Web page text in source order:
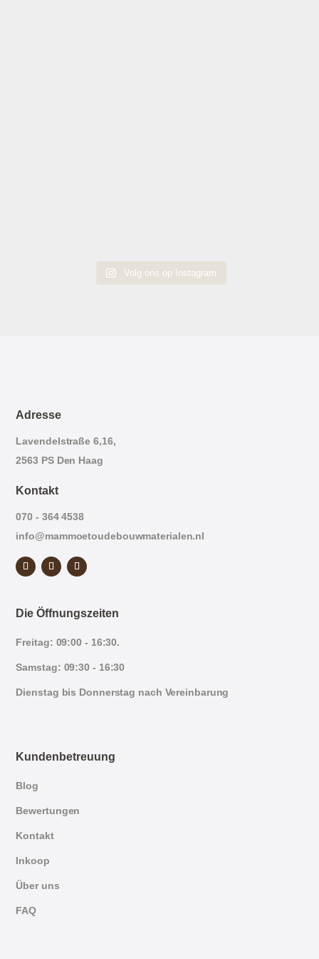
Volg ons op Instagram
Adresse
Lavendelstraße 6,16,
2563 PS Den Haag
Kontakt
070 - 364 4538
info@mammoetoudebouwmaterialen.nl
Die Öffnungszeiten
Freitag: 09:00 - 16:30.
Samstag: 09:30 - 16:30
Dienstag bis Donnerstag nach Vereinbarung
Kundenbetreuung
Blog
Bewertungen
Kontakt
Inkoop
Über uns
FAQ